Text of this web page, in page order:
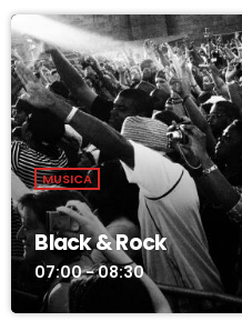
MUSICA
Black & Rock
07:00 - 08:30